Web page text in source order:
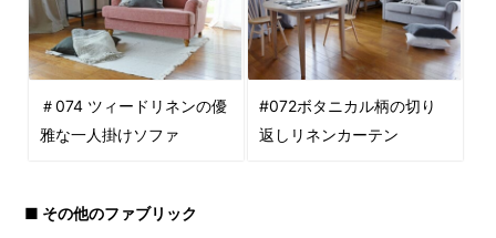
＃074 ツィードリネンの優
雅な一人掛けソファ
#072ボタニカル柄の切り
返しリネンカーテン
■ その他のファブリック